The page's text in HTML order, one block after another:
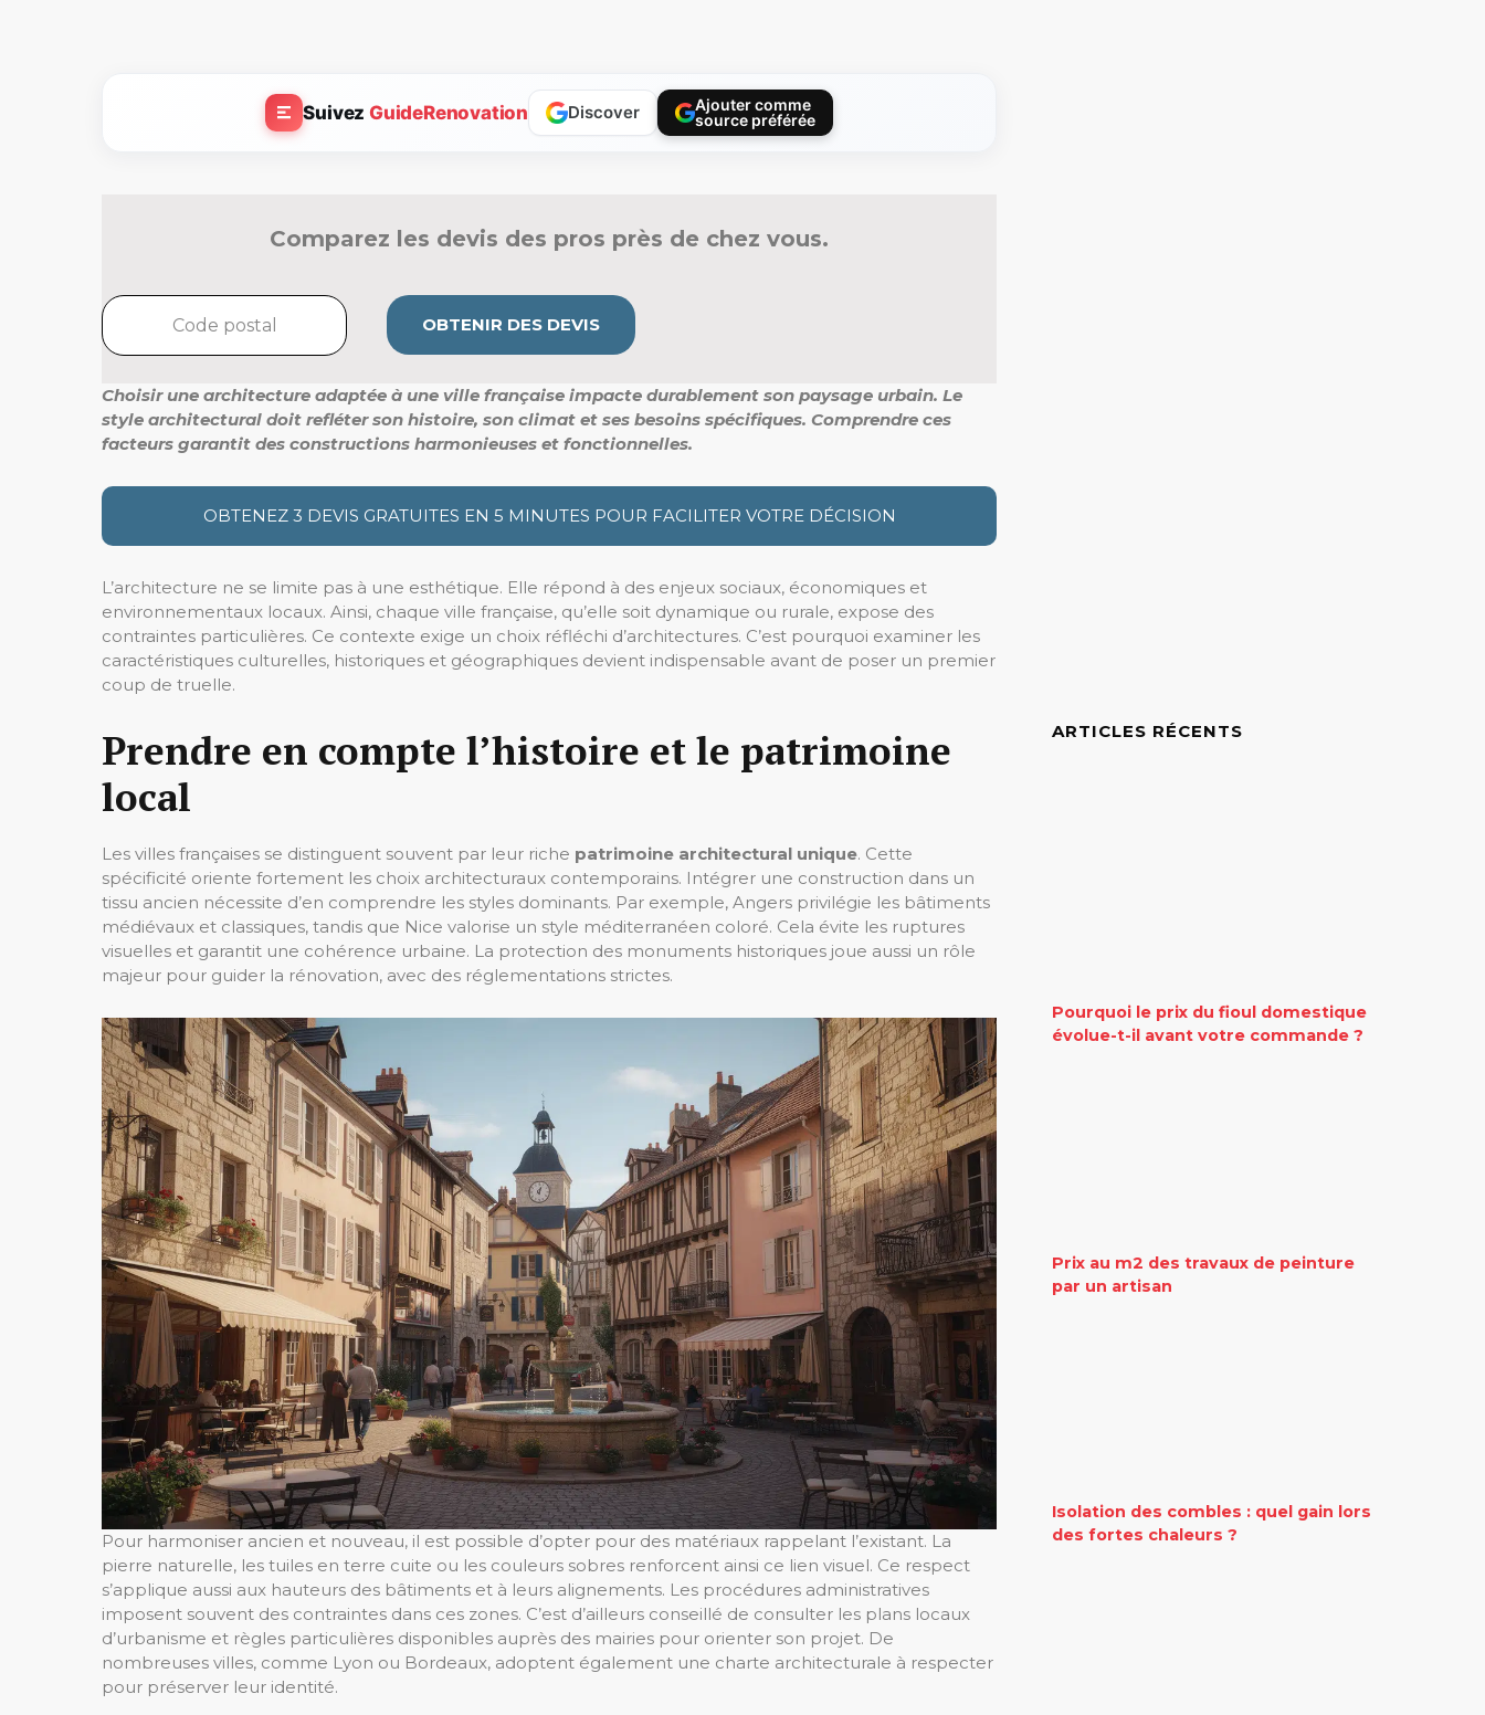
SuivezGuideRenovation Discover
Ajouter comme
source préférée
Comparez les devis des pros près de chez vous.
OBTENIR DES DEVIS
Choisir une architecture adaptée à une ville française impacte durablement son paysage urbain. Le
style architectural doit refléter son histoire, son climat et ses besoins spécifiques. Comprendre ces
facteurs garantit des constructions harmonieuses et fonctionnelles.
OBTENEZ 3 DEVIS GRATUITES EN 5 MINUTES POUR FACILITER VOTRE DÉCISION
L’architecture ne se limite pas à une esthétique. Elle répond à des enjeux sociaux, économiques et
environnementaux locaux. Ainsi, chaque ville française, qu’elle soit dynamique ou rurale, expose des
contraintes particulières. Ce contexte exige un choix réfléchi d’architectures. C’est pourquoi examiner les
caractéristiques culturelles, historiques et géographiques devient indispensable avant de poser un premier
coup de truelle.
Prendre en compte l’histoire et le patrimoine
local
Les villes françaises se distinguent souvent par leur riche patrimoine architectural unique. Cette
spécificité oriente fortement les choix architecturaux contemporains. Intégrer une construction dans un
tissu ancien nécessite d’en comprendre les styles dominants. Par exemple, Angers privilégie les bâtiments
médiévaux et classiques, tandis que Nice valorise un style méditerranéen coloré. Cela évite les ruptures
visuelles et garantit une cohérence urbaine. La protection des monuments historiques joue aussi un rôle
majeur pour guider la rénovation, avec des réglementations strictes.
Pour harmoniser ancien et nouveau, il est possible d’opter pour des matériaux rappelant l’existant. La
pierre naturelle, les tuiles en terre cuite ou les couleurs sobres renforcent ainsi ce lien visuel. Ce respect
s’applique aussi aux hauteurs des bâtiments et à leurs alignements. Les procédures administratives
imposent souvent des contraintes dans ces zones. C’est d’ailleurs conseillé de consulter les plans locaux
d’urbanisme et règles particulières disponibles auprès des mairies pour orienter son projet. De
nombreuses villes, comme Lyon ou Bordeaux, adoptent également une charte architecturale à respecter
pour préserver leur identité.
ARTICLES RÉCENTS
Pourquoi le prix du fioul domestique
évolue-t-il avant votre commande ?
Prix au m2 des travaux de peinture
par un artisan
Isolation des combles : quel gain lors
des fortes chaleurs ?